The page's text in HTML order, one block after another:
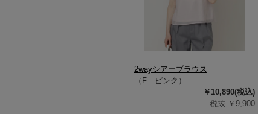
2wayシアーブラウス
（F ピンク）
￥10,890(税込)
税抜 ￥9,900